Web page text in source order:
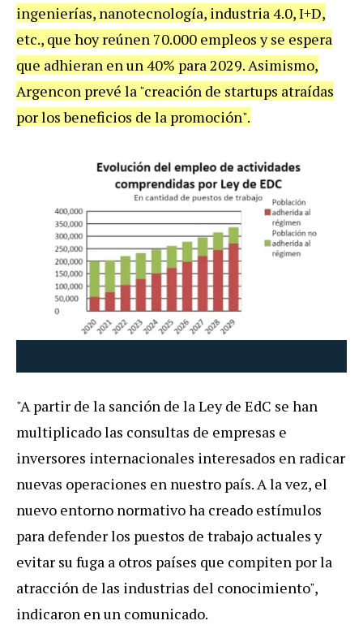
ingenierías, nanotecnología, industria 4.0, I+D,
etc., que hoy reúnen 70.000 empleos y se espera
que adhieran en un 40% para 2029. Asimismo,
Argencon prevé la "creación de startups atraídas
por los beneficios de la promoción".
"A partir de la sanción de la Ley de EdC se han
multiplicado las consultas de empresas e
inversores internacionales interesados en radicar
nuevas operaciones en nuestro país. A la vez, el
nuevo entorno normativo ha creado estímulos
para defender los puestos de trabajo actuales y
evitar su fuga a otros países que compiten por la
atracción de las industrias del conocimiento",
indicaron en un comunicado.